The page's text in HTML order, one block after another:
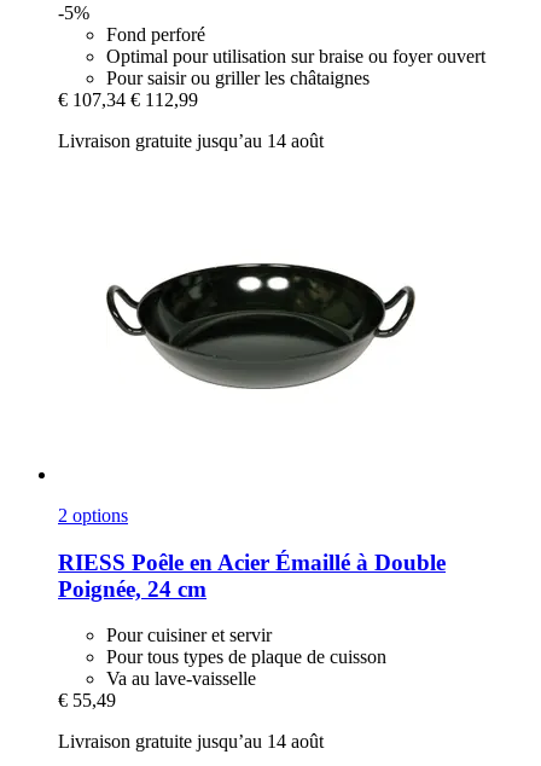
-5%
Fond perforé
Optimal pour utilisation sur braise ou foyer ouvert
Pour saisir ou griller les châtaignes
€ 107,34 € 112,99
Livraison gratuite jusqu’au 14 août
2 options
RIESS Poêle en Acier Émaillé à Double
Poignée, 24 cm
Pour cuisiner et servir
Pour tous types de plaque de cuisson
Va au lave-vaisselle
€ 55,49
Livraison gratuite jusqu’au 14 août